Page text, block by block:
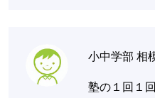
小中学部 相
塾の１回１